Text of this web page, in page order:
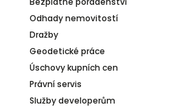
Odhady nemovitostí
Dražby
Geodetické práce
Úschovy kupních cen
Právní servis
Služby developerům